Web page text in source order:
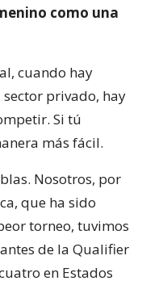
como una
cuando hay
sector privado, hay
Si tú
más fácil.
Nosotros, por
que ha sido
torneo, tuvimos
de la Qualifier
en Estados